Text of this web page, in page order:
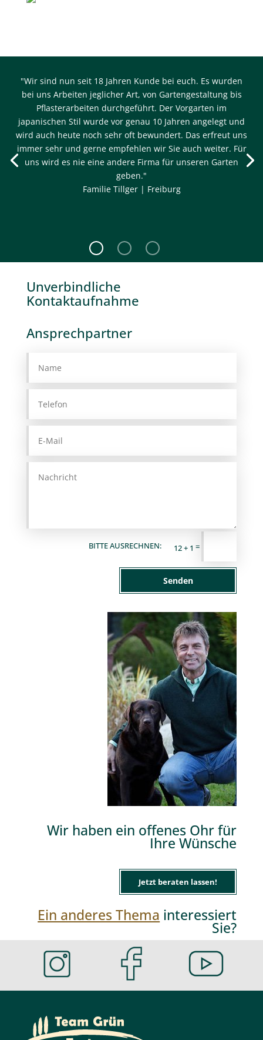
"Wir sind nun seit 18 Jahren Kunde bei euch. Es wurden
bei uns Arbeiten jeglicher Art, von Gartengestaltung bis
Pflasterarbeiten durchgeführt. Der Vorgarten im
japanischen Stil wurde vor genau 10 Jahren angelegt und
wird auch heute noch sehr oft bewundert. Das erfreut uns
immer sehr und gerne empfehlen wir Sie auch weiter. Für
uns wird es nie eine andere Firma für unseren Garten
geben."
Familie Tillger | Freiburg
Unverbindliche
Kontaktaufnahme
Ansprechpartner
12 + 1 =
Senden
Wir haben ein offenes Ohr für
Ihre Wünsche
Jetzt beraten lassen!
Ein anderes Thema interessiert
Sie?